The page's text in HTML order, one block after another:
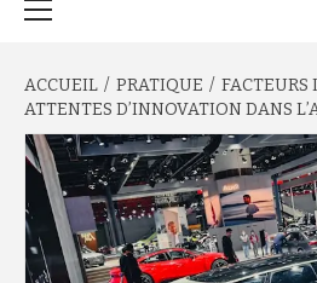
ACCUEIL PRATIQUE
FACTEURS
ATTENTES D’INNOVATION DANS